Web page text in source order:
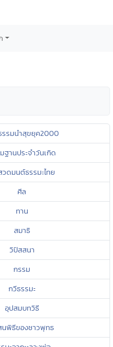
รรมนำสุขยุค2000
ฐานประจำวันเกิด
ดมนต์ธรรมะไทย
ศีล
ทาน
สมาธิ
วิปัสสนา
กรรม
กวีธรรมะ
อุปสมบทวิธี
นพิธีของชาวพุทธ